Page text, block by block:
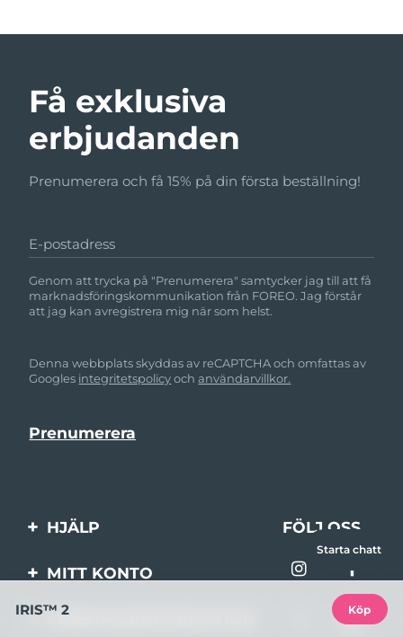
Få exklusiva
erbjudanden
Prenumerera och få 15% på din första beställning!
E-postadress
Genom att trycka på "Prenumerera" samtycker jag till att få
marknadsföringskommunikation från FOREO. Jag förstår
att jag kan avregistrera mig när som helst.
Denna webbplats skyddas av reCAPTCHA och omfattas av
Googles integritetspolicyochanvändarvillkor.
HJÄLP
Kontakta oss
FÖLJ OSS
MITT KONTO
Produktregistrering
FÖRETAGSINFORMATION
Starta chatt
IRIS™ 2 Köp